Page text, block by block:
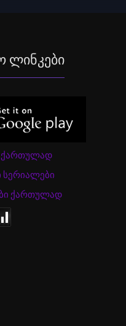
Ლინკები
ქართულად
ქართულად